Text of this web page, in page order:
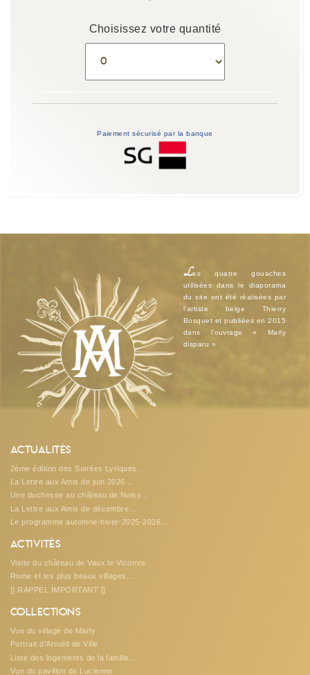
Choisissez votre quantité
Paiement sécurisé par la banque
Les quatre gouaches
utilisées dans le diaporama
du site ont été réalisées par
l’artiste belge Thierry
Bosquet et publiées en 2015
dans l’ouvrage « Marly
disparu »
Actualités
2ème édition des Soirées Lyriques...
La Lettre aux Amis de juin 2026...
Une duchesse au château de Noisy...
La Lettre aux Amis de décembre...
Le programme automne-hiver-2025-2026...
Activités
Visite du château de Vaux le Vicomte
Rome et les plus beaux villages...
[] RAPPEL IMPORTANT []
Collections
Vue du village de Marly
Portrait d'Arnold de Ville
Liste des logements de la famille...
Vue du pavillon de Lucienne